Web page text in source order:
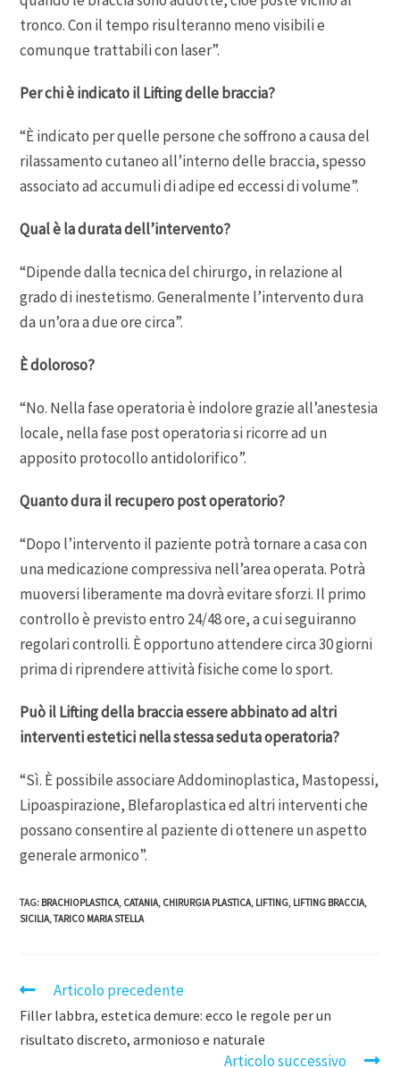
tronco. Con il tempo risulteranno meno visibili e
comunque trattabili con laser”.
Per chi è indicato il Lifting delle braccia?
“È indicato per quelle persone che soffrono a causa del
rilassamento cutaneo all’interno delle braccia, spesso
associato ad accumuli di adipe ed eccessi di volume”.
Qual è la durata dell’intervento?
“Dipende dalla tecnica del chirurgo, in relazione al
grado di inestetismo. Generalmente l’intervento dura
da un’ora a due ore circa”.
È doloroso?
“No. Nella fase operatoria è indolore grazie all’anestesia
locale, nella fase post operatoria si ricorre ad un
apposito protocollo antidolorifico”.
Quanto dura il recupero post operatorio?
“Dopo l’intervento il paziente potrà tornare a casa con
una medicazione compressiva nell’area operata. Potrà
muoversi liberamente ma dovrà evitare sforzi. Il primo
controllo è previsto entro 24/48 ore, a cui seguiranno
regolari controlli. È opportuno attendere circa 30 giorni
prima di riprendere attività fisiche come lo sport.
Può il Lifting della braccia essere abbinato ad altri
interventi estetici nella stessa seduta operatoria?
“Sì. È possibile associare Addominoplastica, Mastopessi,
Lipoaspirazione, Blefaroplastica ed altri interventi che
possano consentire al paziente di ottenere un aspetto
generale armonico”.
TAG: BRACHIOPLASTICA, CATANIA, CHIRURGIA PLASTICA, LIFTING, LIFTING BRACCIA,
SICILIA,TARICO MARIA STELLA
Articolo precedente
Filler labbra, estetica demure: ecco le regole per un
risultato discreto, armonioso e naturale
Articolo successivo